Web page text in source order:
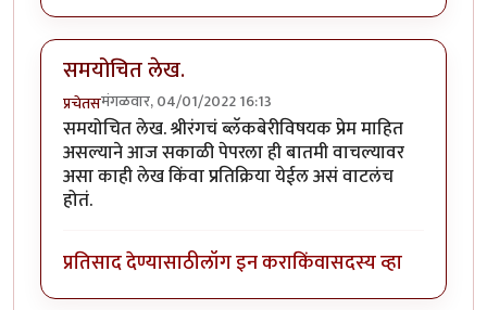
समयोचित लेख.
प्रचेतसमंगळवार, 04/01/2022 16:13
समयोचित लेख. श्रीरंगचं ब्लॅकबेरीविषयक प्रेम माहित
असल्याने आज सकाळी पेपरला ही बातमी वाचल्यावर
असा काही लेख किंवा प्रतिक्रिया येईल असं वाटलंच
होतं.
प्रतिसाद देण्यासाठीलॉग इन कराकिंवासदस्य व्हा